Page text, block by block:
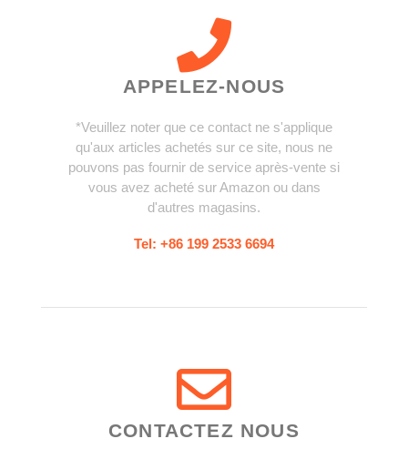
APPELEZ-NOUS
*Veuillez noter que ce contact ne s'applique
qu'aux articles achetés sur ce site, nous ne
pouvons pas fournir de service après-vente si
vous avez acheté sur Amazon ou dans
d'autres magasins.
Tel: +86 199 2533 6694
CONTACTEZ NOUS